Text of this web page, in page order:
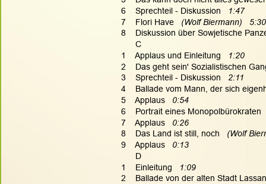
6    Sprechteil - Diskussion
1:47
7    Flori Have
   (Wolf Biermann)   5:30
8    Diskussion über Sowjetische
      C
1    Applaus und Einleitung
1:20
2    Das geht sein' Sozialistischen
3    Sprechteil - Diskussion
2:11
4    Ballade vom Mann, der sich
5    Applaus 0:54
6    Portrait eines Monopolbürokraten
7    Applaus 0:26
8    Das Land ist still, noch
(Wolf
9    Applaus 0:13
      D
1    Einleitung
1:09
2    Ballade von der alten Stadt Lassan